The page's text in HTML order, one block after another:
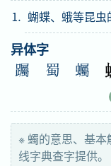
⒈ 蝴蝶、蛾等昆虫
异体字
䠱 蜀 蠾
形声：从虫、蜀声
English
※ 蠋的意思、基
线字典查字提供。